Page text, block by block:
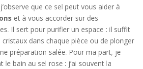
que ce sel peut vous aider à
et à vous accorder sur des
Il sert pour purifier un espace : il suffit
cristaux dans chaque pièce ou de plonger
préparation salée. Pour ma part, je
le bain au sel rose : j’ai souvent la